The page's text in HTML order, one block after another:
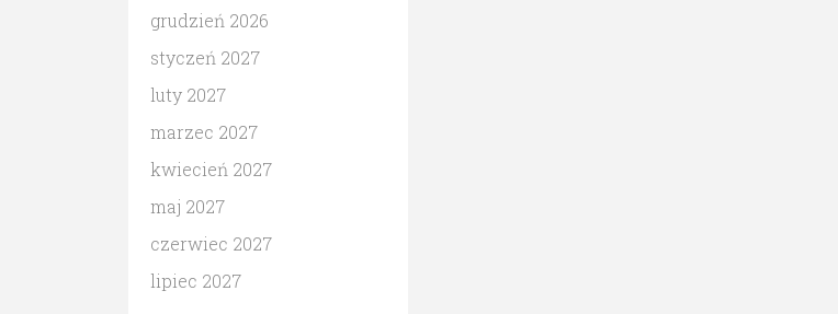
grudzień 2026
styczeń 2027
luty 2027
marzec 2027
kwiecień 2027
maj 2027
czerwiec 2027
lipiec 2027